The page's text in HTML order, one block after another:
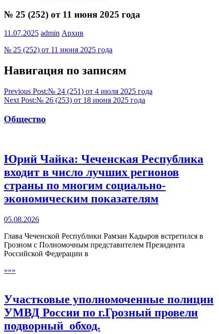
№ 25 (252) от 11 июня 2025 года
11.07.2025 admin Архив
№ 25 (252) от 11 июня 2025 года
Навигация по записям
Previous Post:№ 24 (251) от 4 июля 2025 года
Next Post:№ 26 (253) от 18 июня 2025 года
Общество
Юрий Чайка: Чеченская Республика
входит в число лучших регионов
страны по многим социально-
экономическим показателям
05.08.2026
Глава Чеченской Республики Рамзан Кадыров встретился в
Грозном с Полномочным представителем Президента
Российской Федерации в
»»»
Участковые уполномоченные полиции
УМВД России по г.Грозный провели
подворный обход.